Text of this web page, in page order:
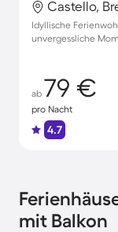
Castello,
Idyllische
unvergessliche
ab 79 €
pro Nacht
4.7
mit Balkon